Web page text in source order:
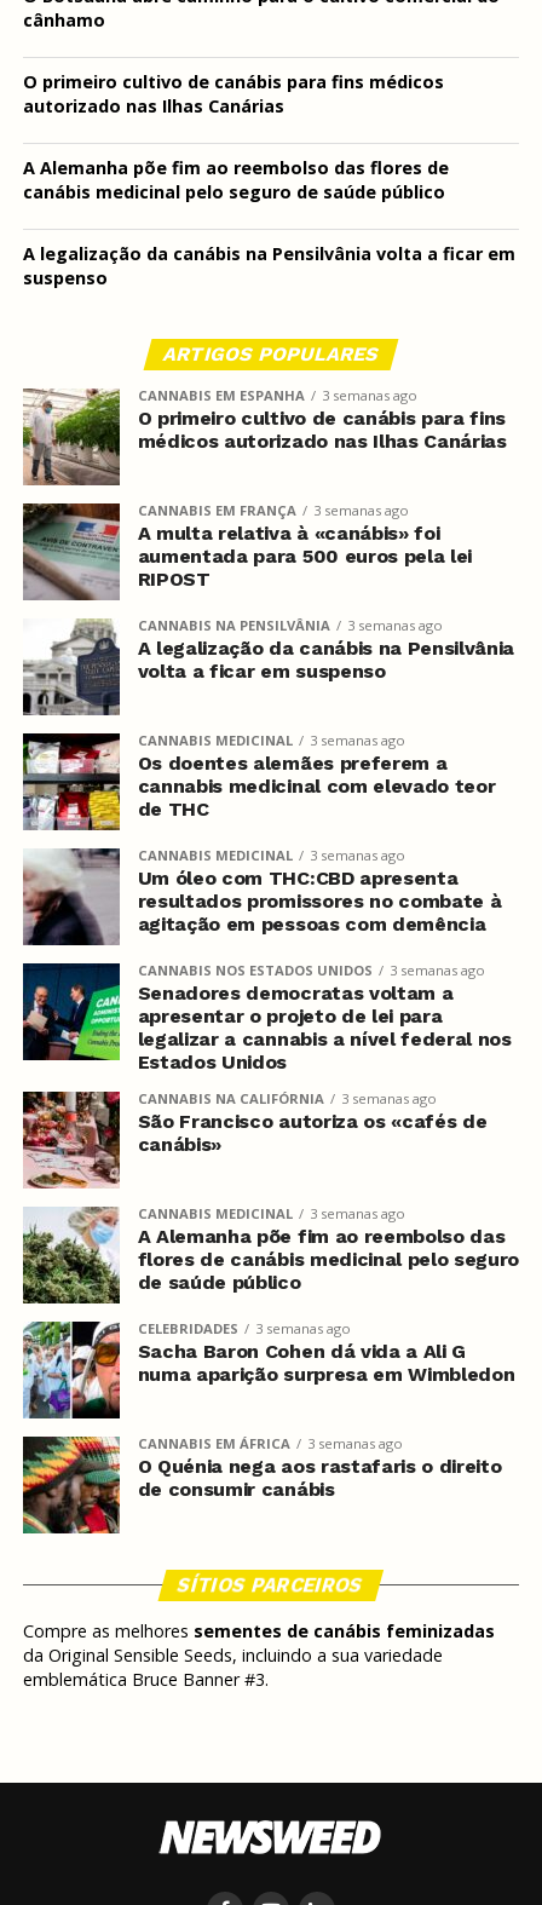
cânhamo
O primeiro cultivo de canábis para fins médicos
autorizado nas Ilhas Canárias
A Alemanha põe fim ao reembolso das flores de
canábis medicinal pelo seguro de saúde público
A legalização da canábis na Pensilvânia volta a ficar em
suspenso
ARTIGOS POPULARES
CANNABIS EM ESPANHA 3 semanas ago
O primeiro cultivo de canábis para fins
médicos autorizado nas Ilhas Canárias
CANNABIS EM FRANÇA 3 semanas ago
A multa relativa à «canábis» foi
aumentada para 500 euros pela lei
RIPOST
CANNABIS NA PENSILVÂNIA 3 semanas ago
A legalização da canábis na Pensilvânia
volta a ficar em suspenso
CANNABIS MEDICINAL 3 semanas ago
Os doentes alemães preferem a
cannabis medicinal com elevado teor
de THC
CANNABIS MEDICINAL 3 semanas ago
Um óleo com THC:CBD apresenta
resultados promissores no combate à
agitação em pessoas com demência
CANNABIS NOS ESTADOS UNIDOS 3 semanas ago
Senadores democratas voltam a
apresentar o projeto de lei para
legalizar a cannabis a nível federal nos
Estados Unidos
CANNABIS NA CALIFÓRNIA 3 semanas ago
São Francisco autoriza os «cafés de
canábis»
CANNABIS MEDICINAL 3 semanas ago
A Alemanha põe fim ao reembolso das
flores de canábis medicinal pelo seguro
de saúde público
CELEBRIDADES 3 semanas ago
Sacha Baron Cohen dá vida a Ali G
numa aparição surpresa em Wimbledon
CANNABIS EM ÁFRICA 3 semanas ago
O Quénia nega aos rastafaris o direito
de consumir canábis
SÍTIOS PARCEIROS
Compre as melhores sementes de canábis feminizadas
da Original Sensible Seeds, incluindo a sua variedade
emblemática Bruce Banner #3.